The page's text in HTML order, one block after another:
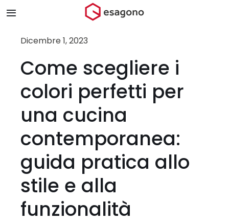
contenuto
Toggle
Navigation
Chi siamo
Store
Blog
Contatti
Dicembre 1, 2023
Come scegliere i
colori perfetti per
una cucina
contemporanea:
guida pratica allo
stile e alla
funzionalità